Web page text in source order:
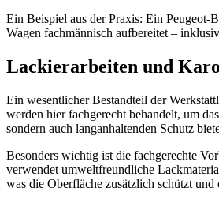
Ein Beispiel aus der Praxis: Ein Peugeot-
Wagen fachmännisch aufbereitet –
Lackierarbeiten und
Ein wesentlicher Bestandteil der
werden hier fachgerecht behandelt, um
sondern auch langanhaltenden Schutz
Besonders wichtig ist die fachgerechte
verwendet umweltfreundliche
was die Oberfläche zusätzlich schützt und